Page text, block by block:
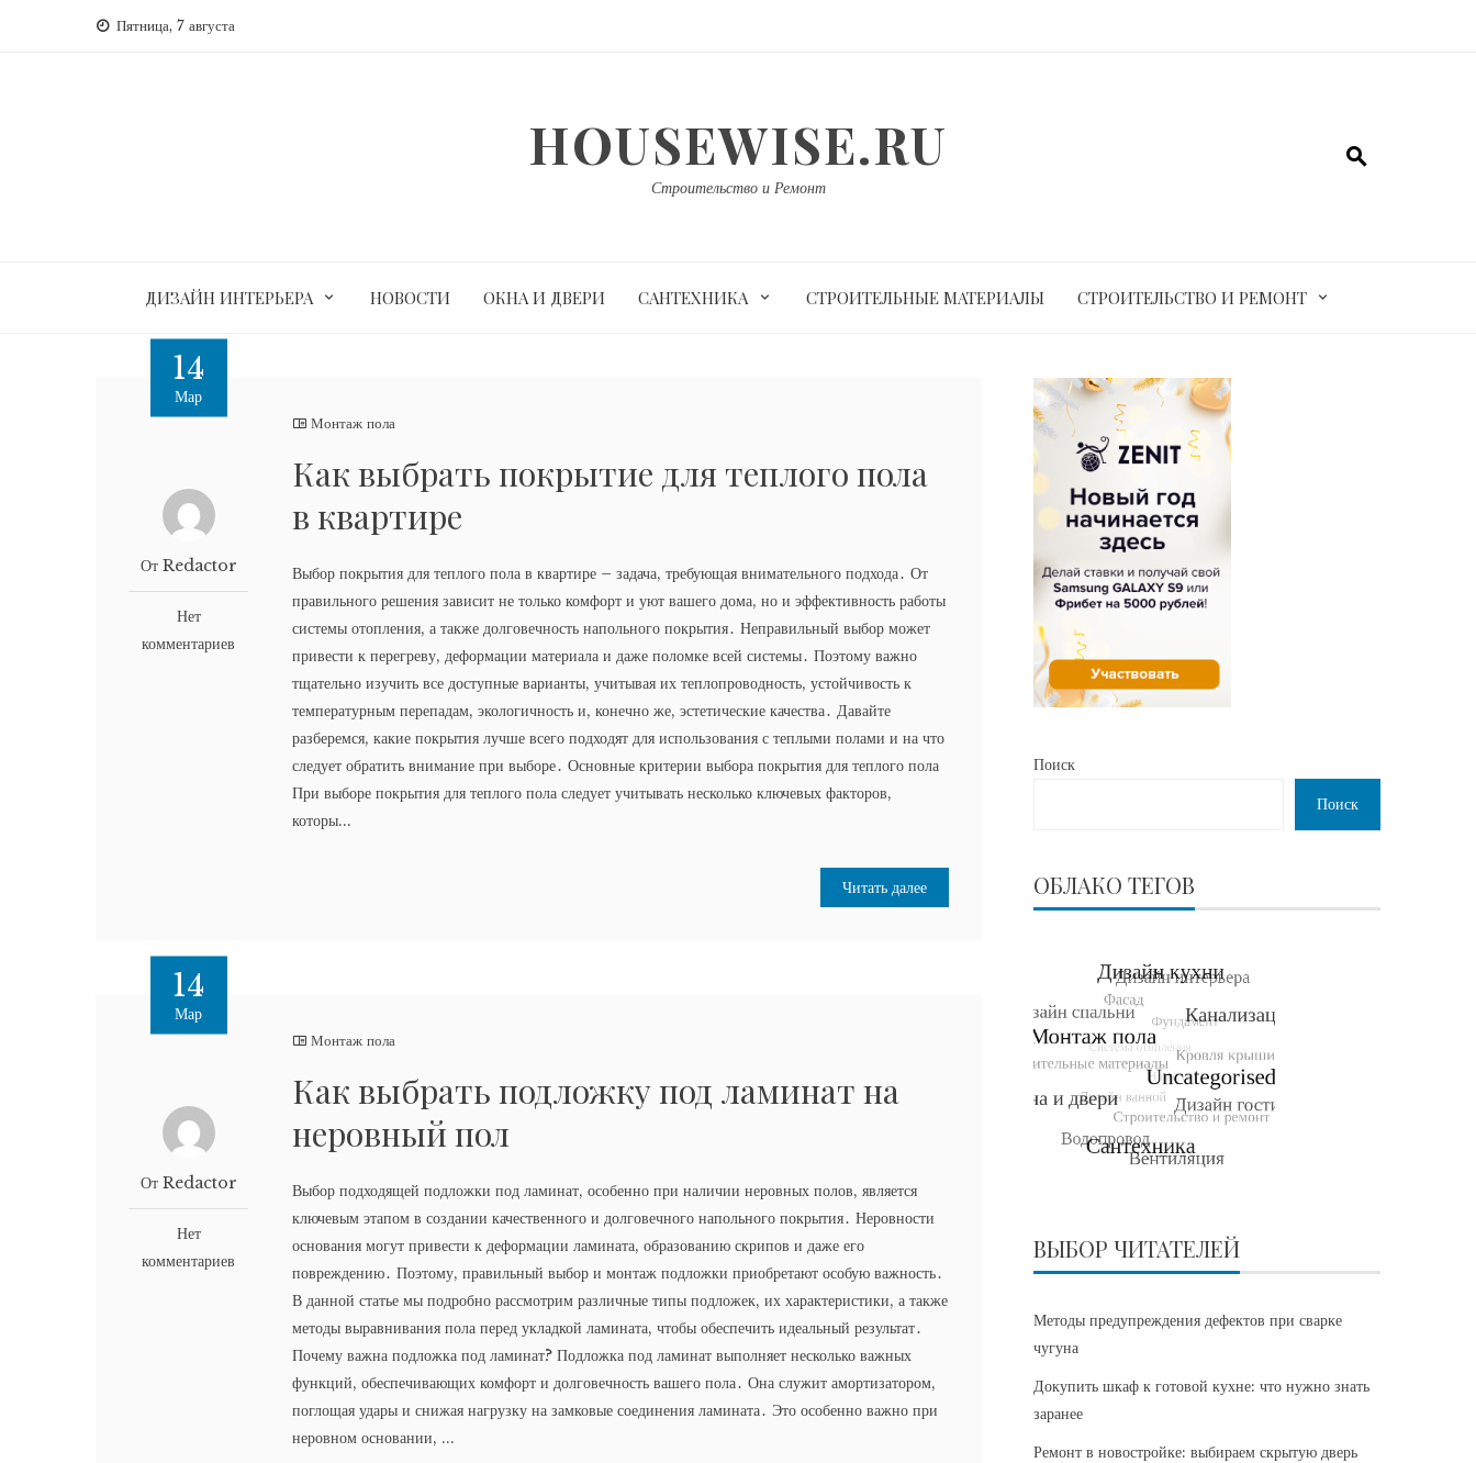
Пятница, 7 августа
HOUSEWISE.RU
Строительство и Ремонт
ДИЗАЙН ИНТЕРЬЕРА НОВОСТИ ОКНА И ДВЕРИ САНТЕХНИКА СТРОИТЕЛЬНЫЕ МАТЕРИАЛЫ СТРОИТЕЛЬСТВО И РЕМОНТ
14
Мар
От Redactor
Нет
комментариев
Монтаж пола
Как выбрать покрытие для теплого пола
в квартире
Выбор покрытия для теплого пола в квартире – задача, требующая внимательного подхода․ От
правильного решения зависит не только комфорт и уют вашего дома, но и эффективность работы
системы отопления, а также долговечность напольного покрытия․ Неправильный выбор может
привести к перегреву, деформации материала и даже поломке всей системы․ Поэтому важно
тщательно изучить все доступные варианты, учитывая их теплопроводность, устойчивость к
температурным перепадам, экологичность и, конечно же, эстетические качества․ Давайте
разберемся, какие покрытия лучше всего подходят для использования с теплыми полами и на что
следует обратить внимание при выборе․ Основные критерии выбора покрытия для теплого пола
При выборе покрытия для теплого пола следует учитывать несколько ключевых факторов,
которы...
Читать далее
14
Мар
От Redactor
Нет
комментариев
Монтаж пола
Как выбрать подложку под ламинат на
неровный пол
Выбор подходящей подложки под ламинат, особенно при наличии неровных полов, является
ключевым этапом в создании качественного и долговечного напольного покрытия․ Неровности
основания могут привести к деформации ламината, образованию скрипов и даже его
повреждению․ Поэтому, правильный выбор и монтаж подложки приобретают особую важность․
В данной статье мы подробно рассмотрим различные типы подложек, их характеристики, а также
методы выравнивания пола перед укладкой ламината, чтобы обеспечить идеальный результат․
Почему важна подложка под ламинат? Подложка под ламинат выполняет несколько важных
функций, обеспечивающих комфорт и долговечность вашего пола․ Она служит амортизатором,
поглощая удары и снижая нагрузку на замковые соединения ламината․ Это особенно важно при
неровном основании, ...
Поиск
Поиск
ОБЛАКО ТЕГОВ
ВЫБОР ЧИТАТЕЛЕЙ
Методы предупреждения дефектов при сварке
чугуна
Докупить шкаф к готовой кухне: что нужно знать
заранее
Ремонт в новостройке: выбираем скрытую дверь